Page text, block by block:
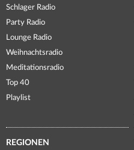
Schlager Radio
Party Radio
Lounge Radio
Weihnachtsradio
Meditationsradio
Top 40
Playlist
REGIONEN